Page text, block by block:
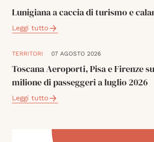
Lunigiana a caccia di turismo e
Leggi tutto
TERRITORI 07 AGOSTO 2026
Toscana Aeroporti, Pisa e Firenze
milione di passeggeri a luglio 2026
Leggi tutto